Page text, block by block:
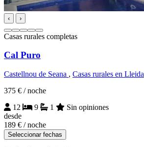
‹ ›
Casas rurales completas
Cal Puro
Castellnou de Seana , Casas rurales en Lleida
375 € / noche
12
9 1
Sin opiniones
desde
189 € / noche
Seleccionar fechas